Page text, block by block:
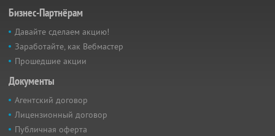
Бизнес-Партнёрам
Давайте сделаем акцию!
Заработайте, как Вебмастер
Прошедшие акции
Документы
Агентский договор
Лицензионный договор
Публичная оферта